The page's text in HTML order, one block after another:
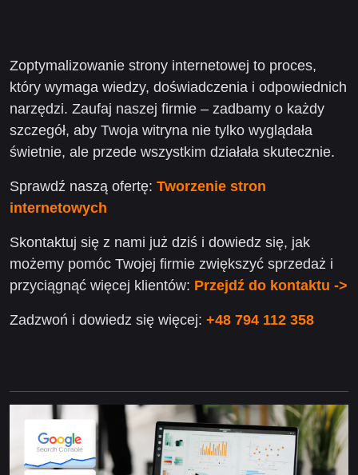
Zoptymalizowanie strony internetowej to proces,
który wymaga wiedzy, doświadczenia i odpowiednich
narzędzi. Zaufaj naszej firmie – zadbamy o każdy
szczegół, aby Twoja witryna nie tylko wyglądała
świetnie, ale przede wszystkim działała skutecznie.
Sprawdź naszą ofertę: Tworzenie stron
internetowych
Skontaktuj się z nami już dziś i dowiedz się, jak
możemy pomóc Twojej firmie zwiększyć sprzedaż i
przyciągnąć więcej klientów: Przejdź do kontaktu ->
Zadzwoń i dowiedz się więcej: +48 794 112 358